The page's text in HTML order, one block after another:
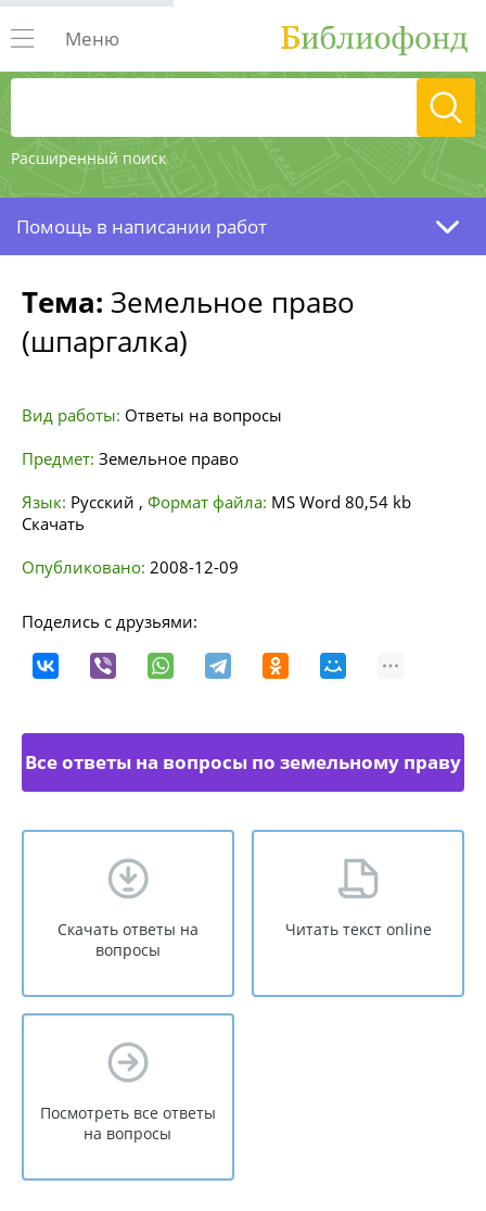
Расширенный поиск
Меню
Помощь в написании работ
Тема: Земельное право
(шпаргалка)
Вид работы: Ответы на вопросы
Предмет: Земельное право
Язык: Русский , Формат файла: MS Word 80,54 kb
Скачать
Опубликовано: 2008-12-09
Поделись с друзьями:
Все ответы на вопросы по земельному праву
Скачать ответы на
вопросы
Читать текст online
Посмотреть все ответы
на вопросы